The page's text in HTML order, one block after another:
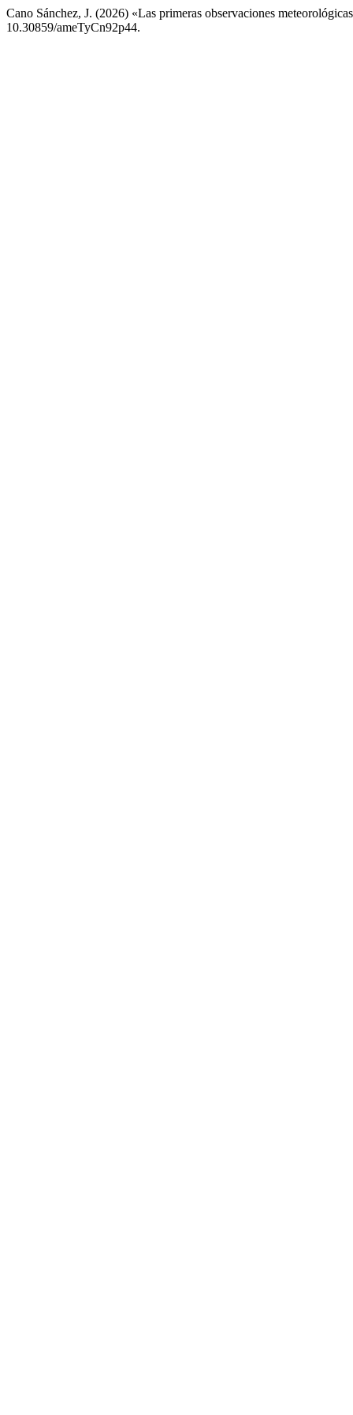
Cano Sánchez, J. (2026) «Las primeras observaciones
10.30859/ameTyCn92p44.